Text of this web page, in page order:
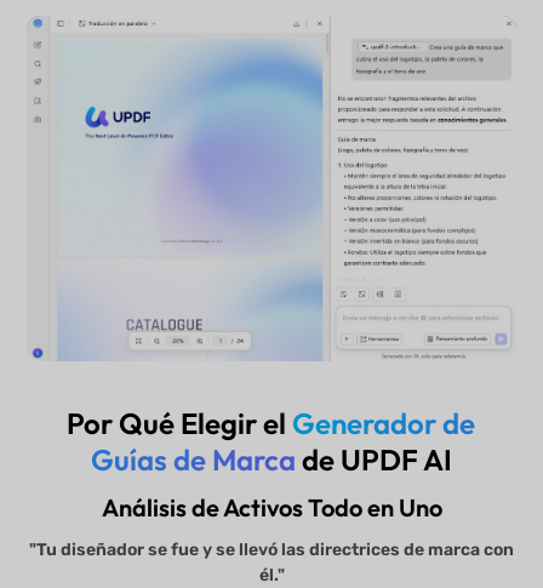
Por Qué Elegir el Generador de
Guías de Marca de UPDF AI
Análisis de Activos Todo en Uno
"Tu diseñador se fue y se llevó las directrices de marca con
él."